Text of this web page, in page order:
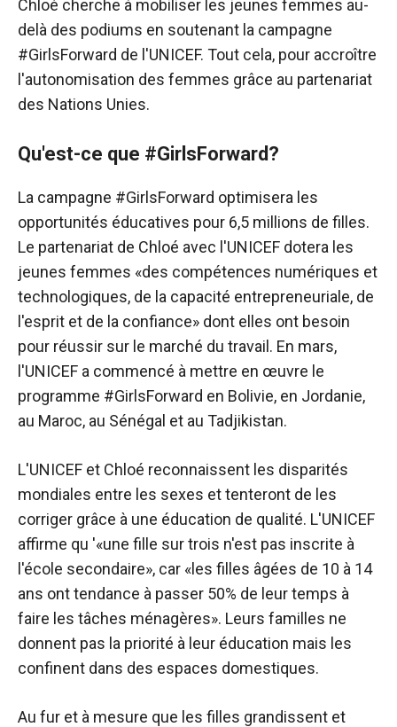
Chloé cherche à mobiliser les jeunes femmes au-
delà des podiums en soutenant la campagne
#GirlsForward de l'UNICEF. Tout cela, pour accroître
l'autonomisation des femmes grâce au partenariat
des Nations Unies.
Qu'est-ce que #GirlsForward?
La campagne #GirlsForward optimisera les
opportunités éducatives pour 6,5 millions de filles.
Le partenariat de Chloé avec l'UNICEF dotera les
jeunes femmes «des compétences numériques et
technologiques, de la capacité entrepreneuriale, de
l'esprit et de la confiance» dont elles ont besoin
pour réussir sur le marché du travail. En mars,
l'UNICEF a commencé à mettre en œuvre le
programme #GirlsForward en Bolivie, en Jordanie,
au Maroc, au Sénégal et au Tadjikistan.
L'UNICEF et Chloé reconnaissent les disparités
mondiales entre les sexes et tenteront de les
corriger grâce à une éducation de qualité. L'UNICEF
affirme qu '«une fille sur trois n'est pas inscrite à
l'école secondaire», car «les filles âgées de 10 à 14
ans ont tendance à passer 50% de leur temps à
faire les tâches ménagères». Leurs familles ne
donnent pas la priorité à leur éducation mais les
confinent dans des espaces domestiques.
Au fur et à mesure que les filles grandissent et